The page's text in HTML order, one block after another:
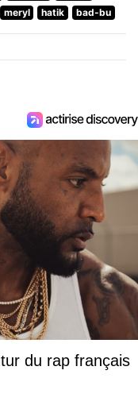
meryl hatik bad-bu
du rap français